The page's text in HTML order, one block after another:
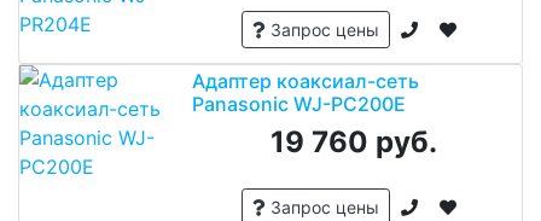
Запрос цены
Адаптер коаксиал-сеть
Panasonic WJ-PC200E
19 760 руб.
Запрос цены